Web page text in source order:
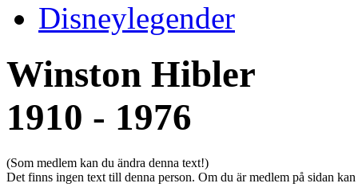
Disneylegender
Winston Hibler
1910 - 1976
(Som medlem kan du ändra denna text!)
Det finns ingen text till denna person. Om du är medlem på sidan